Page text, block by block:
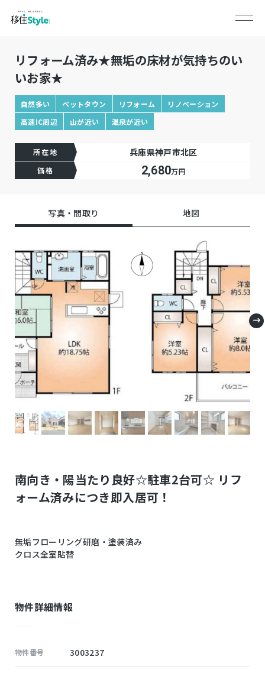
リフォーム済み★無垢の床材が気持ちのい
いお家★
自然多い ベットタウン リフォーム
リノベーション
高速IC周辺
山が近い 温泉が近い
所在地 兵庫県神戸市北区
価格 2,680万円
写真・間取り 地図
南向き・陽当たり良好☆駐車2台可☆ リフ
ォーム済みにつき即入居可！
無垢フローリング研磨・塗装済み
クロス全室貼替
物件詳細情報
物件番号 3003237